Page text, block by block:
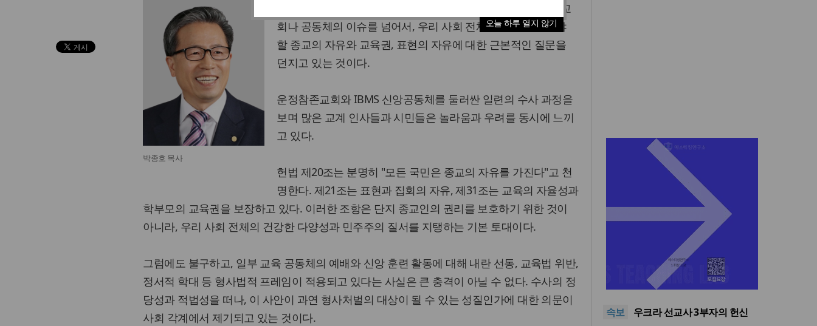
오늘 하루 열지 않기
박종호 목사
최근 경기북부경찰청 앞에서 진행된 기자회견은 단순한 특정 교
회나 공동체의 이슈를 넘어서, 우리 사회 전체가 함께 성찰해야
할 종교의 자유와 교육권, 표현의 자유에 대한 근본적인 질문을
던지고 있는 것이다.
운정참존교회와 IBMS 신앙공동체를 둘러싼 일련의 수사 과정을
보며 많은 교계 인사들과 시민들은 놀라움과 우려를 동시에 느끼
고 있다.
헌법 제20조는 분명히 "모든 국민은 종교의 자유를 가진다"고 천
명한다. 제21조는 표현과 집회의 자유, 제31조는 교육의 자율성과
학부모의 교육권을 보장하고 있다. 이러한 조항은 단지 종교인의 권리를 보호하기 위한 것이
아니라, 우리 사회 전체의 건강한 다양성과 민주주의 질서를 지탱하는 기본 토대이다.
그럼에도 불구하고, 일부 교육 공동체의 예배와 신앙 훈련 활동에 대해 내란 선동, 교육법 위반,
정서적 학대 등 형사법적 프레임이 적용되고 있다는 사실은 큰 충격이 아닐 수 없다. 수사의 정
당성과 적법성을 떠나, 이 사안이 과연 형사처벌의 대상이 될 수 있는 성질인가에 대한 의문이
사회 각계에서 제기되고 있는 것이다.
속보
인도 마하라슈트라주 개종 금
지법 시행… 기독교계 강력 반
올리벳대학교, 120만 평 리버사
인… 장기 개발 기반 확보
한인 목회자 석방돼
우크라 선교사 3부자의 헌신